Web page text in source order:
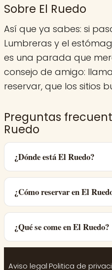
Sobre El Ruedo
Así que ya sabes: si
Lumbreras y el
es una parada que
consejo de amigo:
reservar, que los sitios
Preguntas
Ruedo
¿Dónde está El Ruedo?
¿Cómo reservar en El
¿Qué se come en El Ruedo?
Aviso legal·Politica de